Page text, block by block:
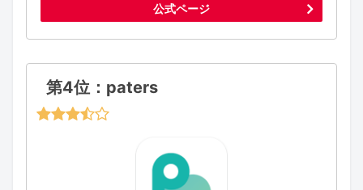
公式ページ
第4位：paters